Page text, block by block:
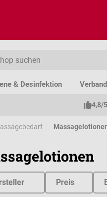
& Desinfektion
4,8/
Preis